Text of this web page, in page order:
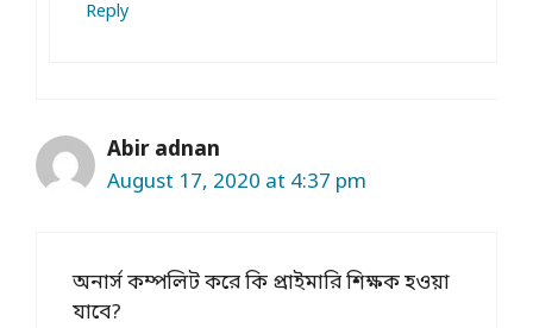
Reply
Abir adnan
August 17, 2020 at 4:37 pm
অনার্স কম্পলিট করে কি প্রাইমারি শিক্ষক হওয়া
যাবে?